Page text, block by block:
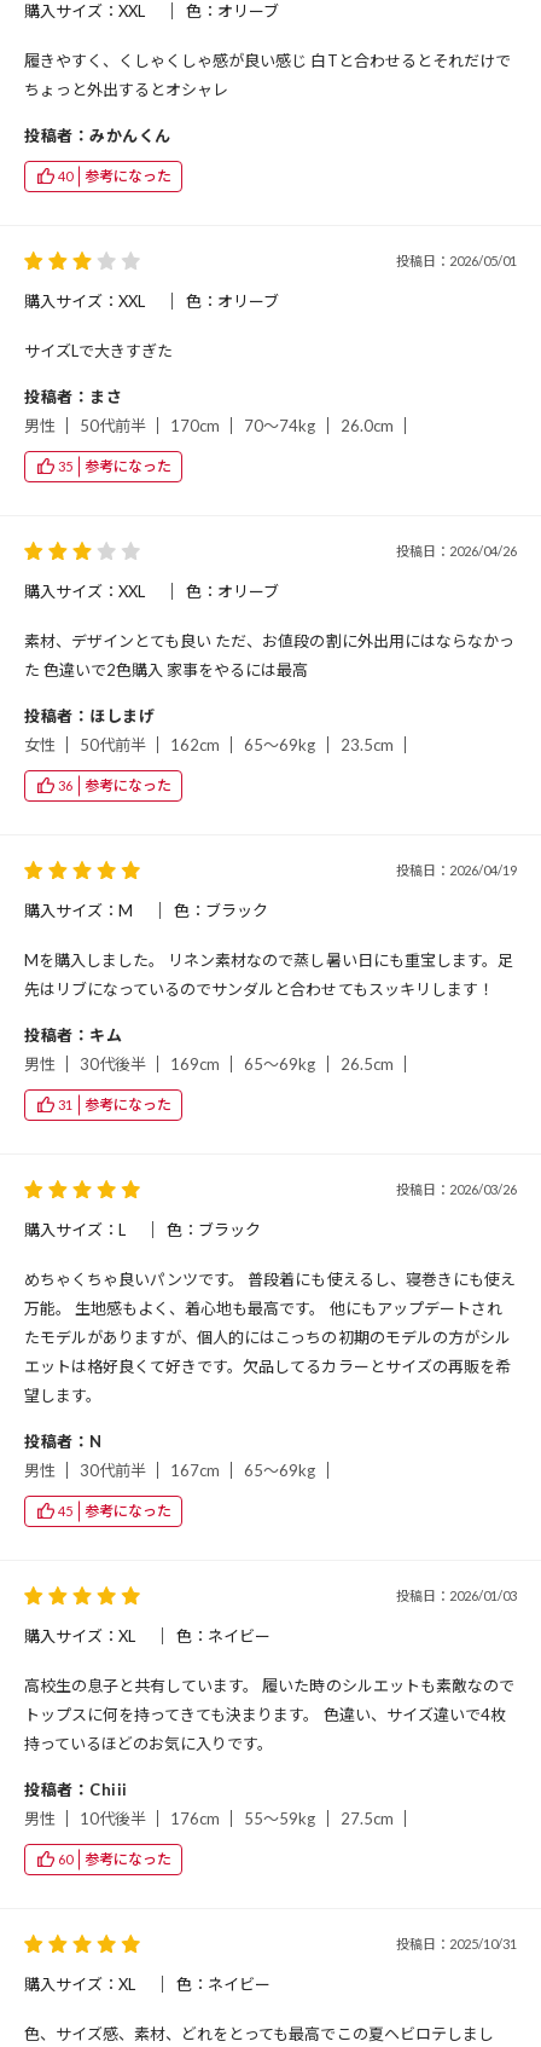
購入サイズ：XXL 色：オリーブ
履きやすく、くしゃくしゃ感が良い感じ 白Tと合わせるとそれだけで
ちょっと外出するとオシャレ
投稿者：みかんくん
40 参考になった
投稿日：2026/05/01
購入サイズ：XXL 色：オリーブ
サイズLで大きすぎた
投稿者：まさ
男性
50代前半 170cm 70～74kg 26.0cm
35 参考になった
投稿日：2026/04/26
購入サイズ：XXL 色：オリーブ
素材、デザインとても良い ただ、お値段の割に外出用にはならなかっ
た 色違いで2色購入 家事をやるには最高
投稿者：ほしまげ
女性
50代前半 162cm 65～69kg 23.5cm
36 参考になった
投稿日：2026/04/19
購入サイズ：M 色：ブラック
Mを購入しました。 リネン素材なので蒸し暑い日にも重宝します。足
先はリブになっているのでサンダルと合わせてもスッキリします！
投稿者：キム
男性
30代後半 169cm 65～69kg 26.5cm
31 参考になった
投稿日：2026/03/26
購入サイズ：L 色：ブラック
めちゃくちゃ良いパンツです。 普段着にも使えるし、寝巻きにも使え
万能。 生地感もよく、着心地も最高です。 他にもアップデートされ
たモデルがありますが、個人的にはこっちの初期のモデルの方がシル
エットは格好良くて好きです。欠品してるカラーとサイズの再販を希
望します。
投稿者：N
男性
30代前半 167cm 65～69kg
45 参考になった
投稿日：2026/01/03
購入サイズ：XL 色：ネイビー
高校生の息子と共有しています。 履いた時のシルエットも素敵なので
トップスに何を持ってきても決まります。 色違い、サイズ違いで4枚
持っているほどのお気に入りです。
投稿者：Chiii
男性
10代後半 176cm 55～59kg 27.5cm
60 参考になった
投稿日：2025/10/31
購入サイズ：XL 色：ネイビー
色、サイズ感、素材、どれをとっても最高でこの夏ヘビロテしまし